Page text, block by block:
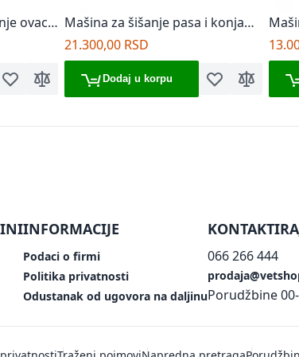
ovaca
Dodaj u listu želja
Dodaj za poređenje
Mašina za šišanje pasa i konja
Lordson LA9060 30W
21.300,00 RSD
Dodaj u korpu Dodaj u listu
Dodaj za
INFORMACIJE
Podaci o firmi
Politika privatnosti
Odustanak od ugovora na daljinu
066 266 444
Porudžbine